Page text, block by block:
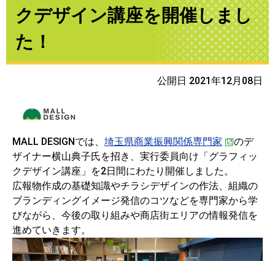
クデザイン講座を開催しまし
た！
公開日 2021年12月08日
MALL DESIGNでは、 埼玉県商業振興関係専門家
のデ
ザイナー横山典子氏を招き、実行委員向け「グラフィッ
クデザイン講座」を2日間にわたり開催しました。
広報物作成の基礎知識やチラシデザインの作法、組織の
ブランディングイメージ発信のコツなどを専門家から学
びながら、今後の取り組みや商店街エリアの情報発信を
進めていきます。